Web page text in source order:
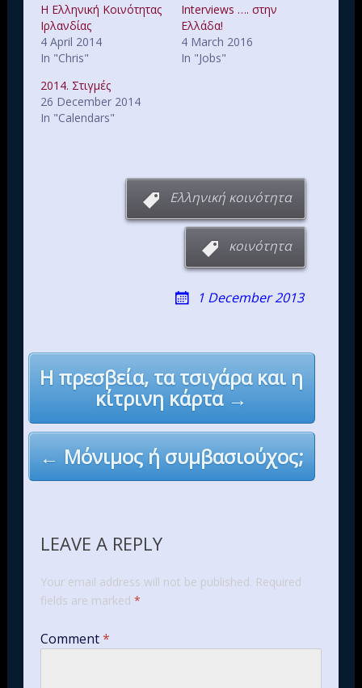
Η Ελληνική Κοινότητας
Ιρλανδίας
4 April 2014
In "Chris"
Interviews …. στην
Ελλάδα!
4 March 2016
In "Jobs"
2014. Στιγμές
26 December 2014
In "Calendars"
Ελληνική κοινότητα
κοινότητα
1 December 2013
Post
navigation
Η πρεσβεία, τα τσιγάρα και η
κίτρινη κάρτα →
← Μόνιμος ή συμβασιούχος;
LEAVE A REPLY
Your email address will not be published. Required
fields are marked *
Comment*